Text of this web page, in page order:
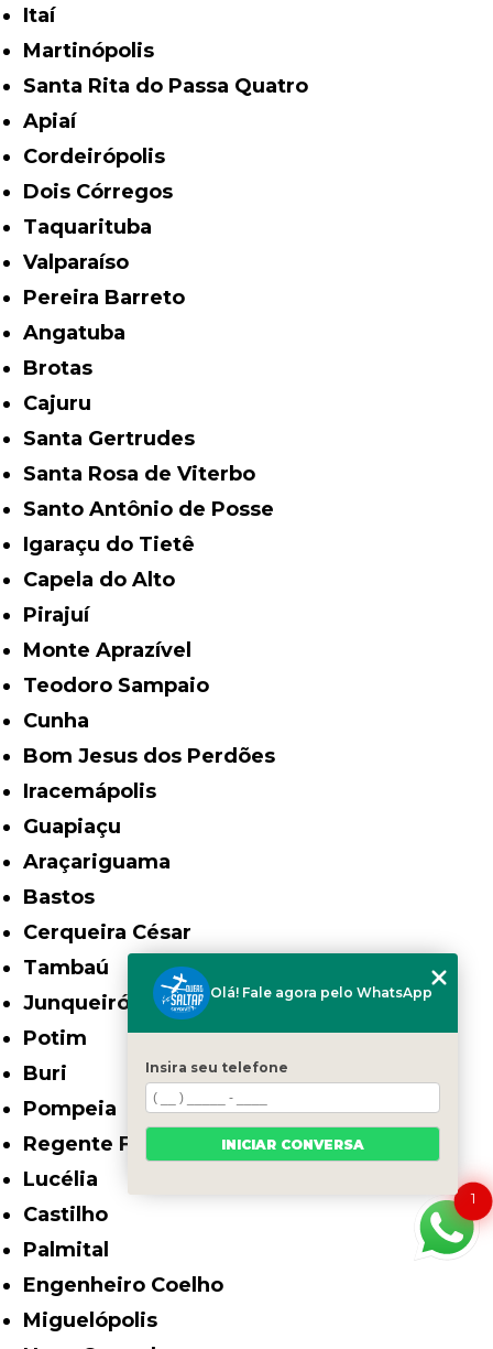
Itaí
Martinópolis
Santa Rita do Passa Quatro
Apiaí
Cordeirópolis
Dois Córregos
Taquarituba
Valparaíso
Pereira Barreto
Angatuba
Brotas
Cajuru
Santa Gertrudes
Santa Rosa de Viterbo
Santo Antônio de Posse
Igaraçu do Tietê
Capela do Alto
Pirajuí
Monte Aprazível
Teodoro Sampaio
Cunha
Bom Jesus dos Perdões
Iracemápolis
Guapiaçu
Araçariguama
Bastos
Cerqueira César
Tambaú
Junqueirópolis
Potim
Buri
Pompeia
Regente Feijó
Lucélia
Castilho
Palmital
Engenheiro Coelho
Miguelópolis
1
Olá! Fale agora pelo WhatsApp
Insira seu telefone
INICIAR CONVERSA